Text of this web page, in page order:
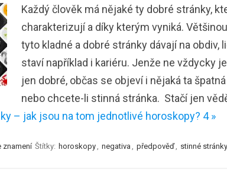
Každý člověk má nějaké ty dobré stránky,
charakterizují a díky kterým vyniká.
tyto kladné a dobré stránky dávají na obdiv,
staví například i kariéru. Jenže ne vždycky
jen dobré, občas se objeví i nějaká ta
nebo chcete-li stinná stránka. Stačí jen
– jak jsou na tom jednotlivé horoskopy? 4 »
znamení Štítky: horoskopy, negativa , předpověď, stinné stránky